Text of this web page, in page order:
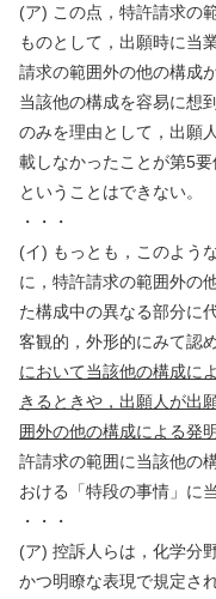
(ア) この点，特許請求の
ものとして，出願時に当
請求の範囲外の他の構成
当該他の構成を容易に想
のみを理由として，出願
載しなかったことが第5要
ということはできない。
・・・
(イ) もっとも，このよう
に，特許請求の範囲外の
た構成中の異なる部分に
客観的，外形的にみて認
において当該他の構成に
きるときや，出願人が出
囲外の他の構成による発
許請求の範囲に当該他の
おける「特段の事情」に
・・・
(ア) 控訴人らは，化学分
かつ明瞭な表現で規定さ